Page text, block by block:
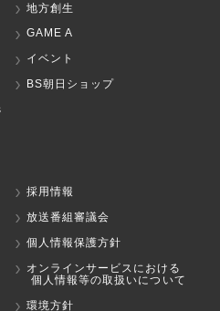
地方創生
GAME A
イベント
BS朝日ショップ
採用情報
放送番組審議会
個人情報保護方針
オンラインサービスにおける
個人情報等の取扱いについて
環境方針